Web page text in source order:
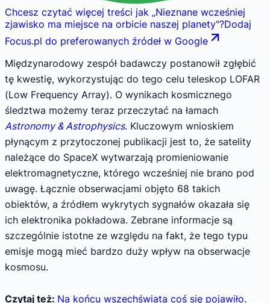
Chcesz czytać więcej treści jak „Nieznane wcześniej
zjawisko ma miejsce na orbicie naszej planety"?Dodaj
Focus.pl do preferowanych źródeł w Google
Międzynarodowy zespół badawczy postanowił zgłębić
tę kwestię, wykorzystując do tego celu teleskop LOFAR
(Low Frequency Array). O wynikach kosmicznego
śledztwa możemy teraz przeczytać na łamach
Astronomy & Astrophysics. Kluczowym wnioskiem
płynącym z przytoczonej publikacji jest to, że satelity
należące do SpaceX wytwarzają promieniowanie
elektromagnetyczne, którego wcześniej nie brano pod
uwagę. Łącznie obserwacjami objęto 68 takich
obiektów, a źródłem wykrytych sygnałów okazała się
ich elektronika pokładowa. Zebrane informacje są
szczególnie istotne ze względu na fakt, że tego typu
emisje mogą mieć bardzo duży wpływ na obserwacje
kosmosu.
Czytaj też: Na końcu wszechświata coś się pojawiło.